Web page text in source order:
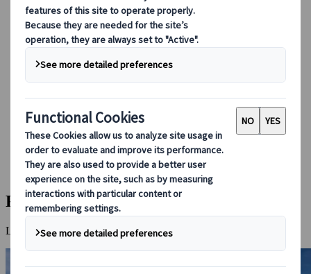
Explorer le Japon en train
Questions fréquentes
Informations utiles
Règles du savoir-vivre au Japon
Conduire au Japon
Réserver avec nous
Japan Rail Pass
Hébergement
Consultation en ligne
Japanspecialist
Destinations
Toutes les destinations
Furano
Furano
Le meilleur du ski dans le Japon traditionnel.